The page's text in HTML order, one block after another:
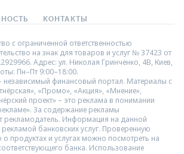
КОНТАКТЫ
с ограниченной ответственностью
на знак для товаров и услуг № 37423 от
Адрес: ул. Николая Гринченко, 4В, Киев,
Пн–Пт 9:00–18:00.
финансовый портал. Материалы с
«Промо», «Акция», «Мнение»,
проект» – это реклама в понимании
За содержание рекламы
рекламодатель. Информация на данной
рекламой банковских услуг. Проверенную
продуктах и услугах можно посмотреть на
банка. Использование